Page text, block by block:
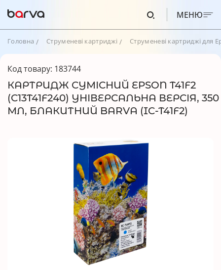
МЕНЮ
Головна Струменеві картриджі Струменеві картриджі для
Код товару: 183744
КАРТРИДЖ СУМІСНИЙ EPSON T41F2
(C13T41F240) УНІВЕРСАЛЬНА ВЕРСІЯ, 350
МЛ, БЛАКИТНИЙ BARVA (IC-T41F2)